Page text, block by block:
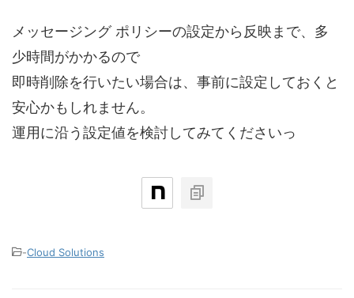
メッセージング ポリシーの設定から反映まで、多
少時間がかかるので
即時削除を行いたい場合は、事前に設定しておくと
安心かもしれません。
運用に沿う設定値を検討してみてくださいっ
-Cloud Solutions